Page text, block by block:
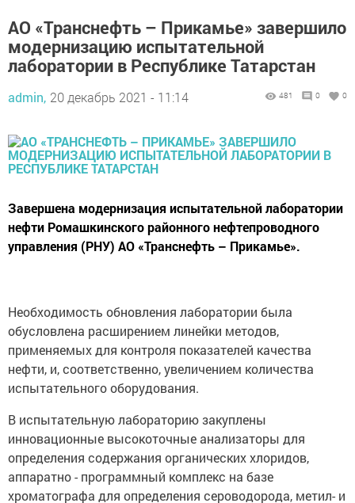
АО «Транснефть – Прикамье» завершило
модернизацию испытательной
лаборатории в Республике Татарстан
admin, 20 декабрь 2021 - 11:14 481 0 0
Завершена модернизация испытательной лаборатории
нефти Ромашкинского районного нефтепроводного
управления (РНУ) АО «Транснефть – Прикамье».
Необходимость обновления лаборатории была
обусловлена расширением линейки методов,
применяемых для контроля показателей качества
нефти, и, соответственно, увеличением количества
испытательного оборудования.
В испытательную лабораторию закуплены
инновационные высокоточные анализаторы для
определения содержания органических хлоридов,
аппаратно - программный комплекс на базе
хроматографа для определения сероводорода, метил- и